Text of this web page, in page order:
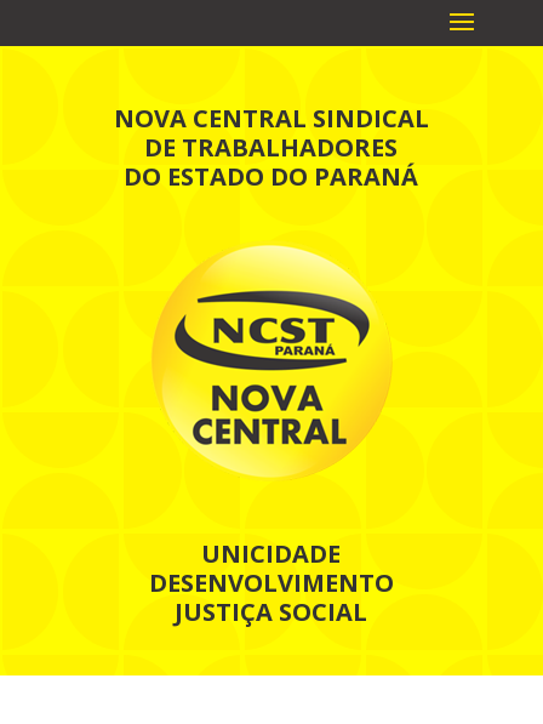
NOVA CENTRAL SINDICAL
DE TRABALHADORES
DO ESTADO DO PARANÁ
UNICIDADE
DESENVOLVIMENTO
JUSTIÇA SOCIAL